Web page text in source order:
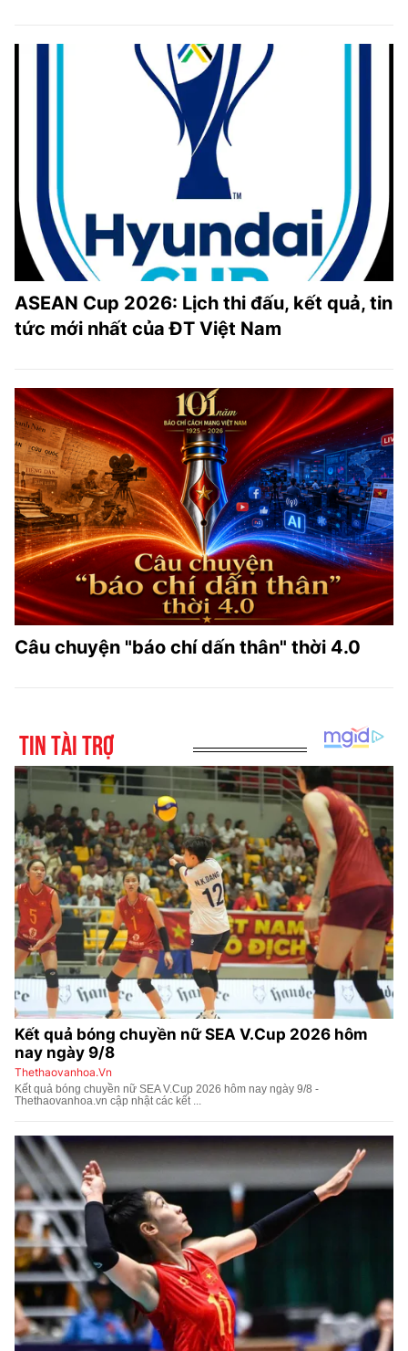
ASEAN Cup 2026: Lịch thi đấu, kết quả, tin
tức mới nhất của ĐT Việt Nam
Câu chuyện "báo chí dấn thân" thời 4.0